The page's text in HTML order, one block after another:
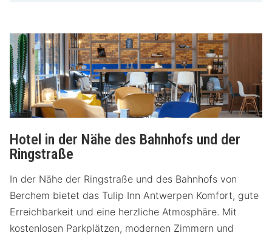
Hotel in der Nähe des Bahnhofs und der
Ringstraße
In der Nähe der Ringstraße und des Bahnhofs von
Berchem bietet das Tulip Inn Antwerpen Komfort, gute
Erreichbarkeit und eine herzliche Atmosphäre. Mit
kostenlosen Parkplätzen, modernen Zimmern und